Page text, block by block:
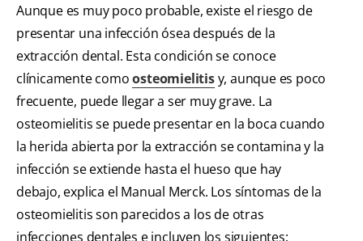
Aunque es muy poco probable, existe el riesgo de
presentar una infección ósea después de la
extracción dental. Esta condición se conoce
clínicamente comoosteomielitisy, aunque es poco
frecuente, puede llegar a ser muy grave. La
osteomielitis se puede presentar en la boca cuando
la herida abierta por la extracción se contamina y la
infección se extiende hasta el hueso que hay
debajo, explica el Manual Merck. Los síntomas de la
osteomielitis son parecidos a los de otras
infecciones dentales e incluyen los siguientes: